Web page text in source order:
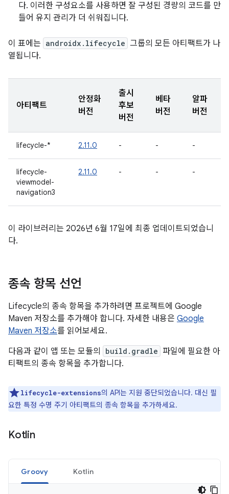
다. 이러한 구성요소를 사용하면 잘 구성된 경량의 코드를 만
들어 유지 관리가 더 쉬워집니다.
이 표에는 androidx.lifecycle 그룹의 모든 아티팩트가 나
열됩니다.
아티팩트
안정화
버전
출시
후보
버전
베타
버전
알파
버전
lifecycle-* 2.11.0 - - -
lifecycle-
viewmodel-
navigation3
2.11.0 - - -
이 라이브러리는 2026년 6월 17일에 최종 업데이트되었습니
다.
종속 항목 선언
Lifecycle의 종속 항목을 추가하려면 프로젝트에 Google
Maven 저장소를 추가해야 합니다. 자세한 내용은 Google
Maven 저장소를 읽어보세요.
다음과 같이 앱 또는 모듈의
build.gradle 파일에 필요한 아
티팩트의 종속 항목을 추가합니다.
lifecycle-extensions의 API는 지원 중단되었습니다. 대신 필
요한 특정 수명 주기 아티팩트의 종속 항목을 추가하세요.
Kotlin
Groovy Kotlin